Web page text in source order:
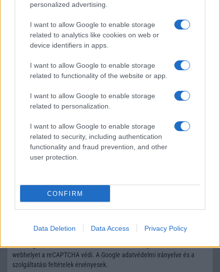
personalized advertising.
I want to allow Google to enable storage
related to analytics like cookies on web or
device identifiers in apps.
I want to allow Google to enable storage
related to functionality of the website or app.
I want to allow Google to enable storage
related to personalization.
I want to allow Google to enable storage
related to security, including authentication
functionality and fraud prevention, and other
user protection.
CONFIRM
Data Deletion Data Access Privacy Policy
TELEFONOK GYORSLISTA
Márka :
Feliratkozás a Telefonguru ingyenes hírlevelére
Elfogadom azAdatvédelmi és Adatkezelési TájékoztatótEzt a
webhelyet a reCAPTCHA védi. A Google adatvédelmi irányelve és a
szolgáltatási feltételek érvényesek.